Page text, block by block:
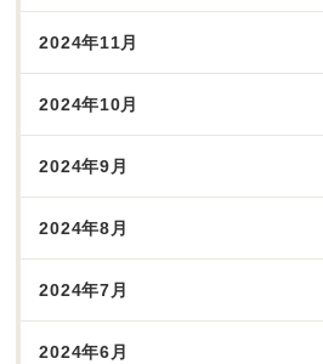
2024年11月
2024年10月
2024年9月
2024年8月
2024年7月
2024年6月